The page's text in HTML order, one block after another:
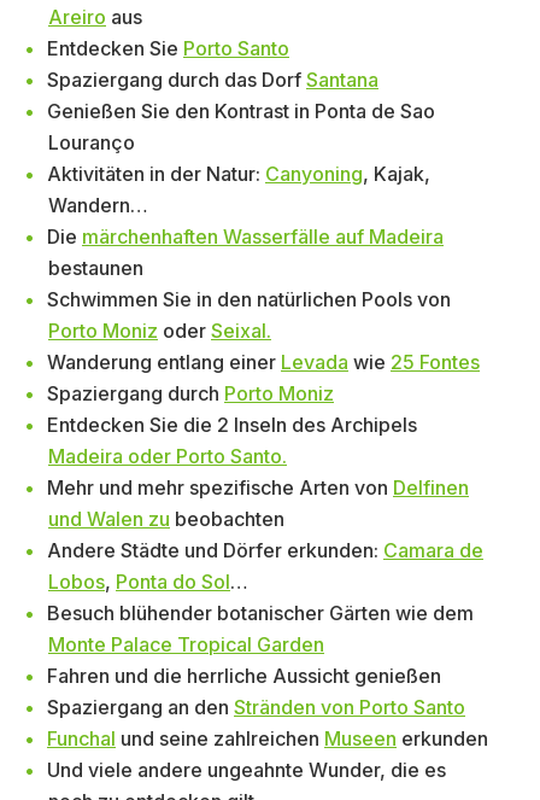
Areiro aus
Entdecken Sie Porto Santo
Spaziergang durch das Dorf Santana
Genießen Sie den Kontrast in Ponta de Sao
Louranço
Aktivitäten in der Natur: Canyoning, Kajak,
Wandern…
Die märchenhaften Wasserfälle auf Madeira
bestaunen
Schwimmen Sie in den natürlichen Pools von
Porto Moniz oder Seixal.
Wanderung entlang einer Levada wie 25 Fontes
Spaziergang durch Porto Moniz
Entdecken Sie die 2 Inseln des Archipels
Madeira oder Porto Santo.
Mehr und mehr spezifische Arten von Delfinen
und Walen zu beobachten
Andere Städte und Dörfer erkunden: Camara de
Lobos, Ponta do Sol…
Besuch blühender botanischer Gärten wie dem
Monte Palace Tropical Garden
Fahren und die herrliche Aussicht genießen
Spaziergang an den Stränden von Porto Santo
Funchal und seine zahlreichen Museen erkunden
Und viele andere ungeahnte Wunder, die es